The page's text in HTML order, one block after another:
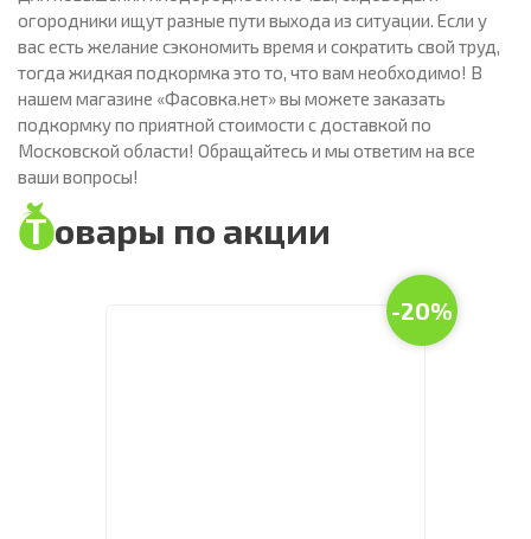
огородники ищут разные пути выхода из ситуации. Если у
вас есть желание сэкономить время и сократить свой труд,
тогда жидкая подкормка это то, что вам необходимо! В
нашем магазине «Фасовка.нет» вы можете заказать
подкормку по приятной стоимости с доставкой по
Московской области! Обращайтесь и мы ответим на все
ваши вопросы!
Товары по акции
-20%